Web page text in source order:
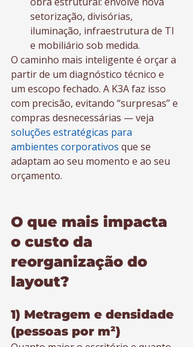
setorização, divisórias,
iluminação, infraestrutura de TI
e mobiliário sob medida.
O caminho mais inteligente é orçar a
partir de um diagnóstico técnico e
um escopo fechado. A K3A faz isso
com precisão, evitando “surpresas” e
compras desnecessárias — veja
soluções estratégicas para
ambientes corporativos que se
adaptam ao seu momento e ao seu
orçamento.
O que mais impacta
o custo da
reorganização do
layout?
1) Metragem e densidade
(pessoas por m²)